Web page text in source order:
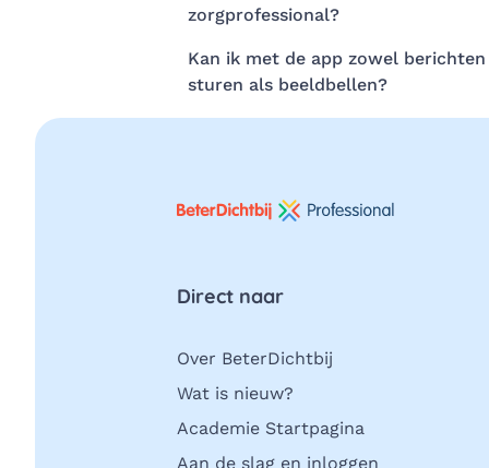
zorgprofessional?
Kan ik met de app zowel berichten
sturen als beeldbellen?
Direct naar
Over BeterDichtbij
Wat is nieuw?
Academie Startpagina
Aan de slag en inloggen